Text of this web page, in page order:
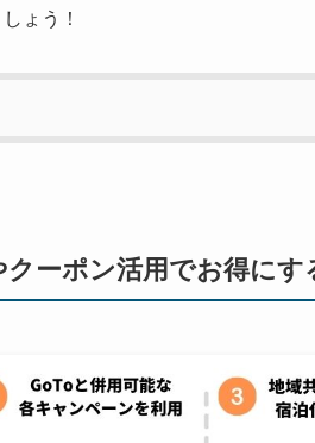
ょう！
ーポン活用でお得にす